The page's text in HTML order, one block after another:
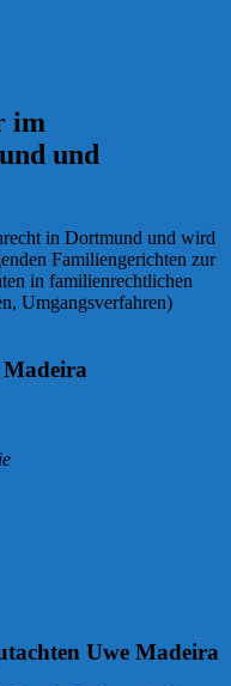
im
und
in Dortmund und wird
Familiengerichten zur
in familienrechtlichen
Umgangsverfahren)
Uwe Madeira